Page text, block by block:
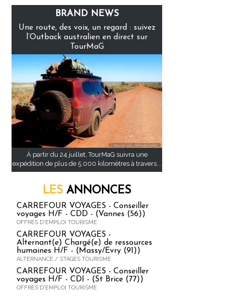
BRAND NEWS
Une route, des voix, un regard : suivez
l’Outback australien en direct sur
TourMaG
À partir du 24 juillet, TourMaG suivra une
expédition de plus de 5 000 kilomètres à travers...
LES ANNONCES
CARREFOUR VOYAGES - Conseiller
voyages H/F - CDD - (Vannes (56))
OFFRES D'EMPLOI TOURISME
CARREFOUR VOYAGES -
Alternant(e) Chargé(e) de ressources
humaines H/F - (Massy/Evry (91))
ALTERNANCE / STAGES TOURISME
CARREFOUR VOYAGES - Conseiller
voyages H/F - CDI - (St Brice (77))
OFFRES D'EMPLOI TOURISME